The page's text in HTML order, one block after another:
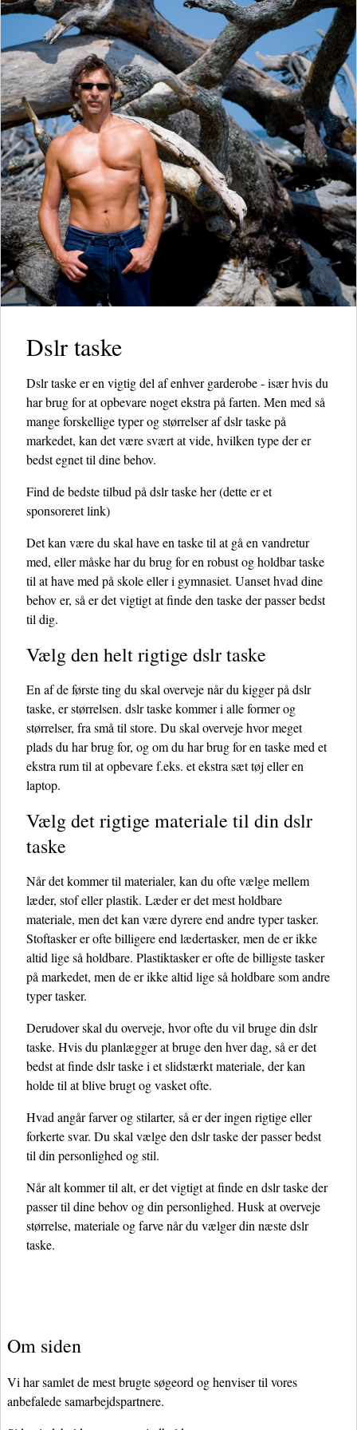
Dslr taske
Dslr taske er en vigtig del af enhver garderobe - især hvis du
har brug for at opbevare noget ekstra på farten. Men med så
mange forskellige typer og størrelser af dslr taske på
markedet, kan det være svært at vide, hvilken type der er
bedst egnet til dine behov.
Find de bedste tilbud på dslr taske her(dette er et
sponsoreret link)
Det kan være du skal have en taske til at gå en vandretur
med, eller måske har du brug for en robust og holdbar taske
til at have med på skole eller i gymnasiet. Uanset hvad dine
behov er, så er det vigtigt at finde den taske der passer bedst
til dig.
Vælg den helt rigtige dslr taske
En af de første ting du skal overveje når du kigger på dslr
taske, er størrelsen. dslr taske kommer i alle former og
størrelser, fra små til store. Du skal overveje hvor meget
plads du har brug for, og om du har brug for en taske med et
ekstra rum til at opbevare f.eks. et ekstra sæt tøj eller en
laptop.
Vælg det rigtige materiale til din dslr
taske
Når det kommer til materialer, kan du ofte vælge mellem
læder, stof eller plastik. Læder er det mest holdbare
materiale, men det kan være dyrere end andre typer tasker.
Stoftasker er ofte billigere end lædertasker, men de er ikke
altid lige så holdbare. Plastiktasker er ofte de billigste tasker
på markedet, men de er ikke altid lige så holdbare som andre
typer tasker.
Derudover skal du overveje, hvor ofte du vil bruge din dslr
taske. Hvis du planlægger at bruge den hver dag, så er det
bedst at finde dslr taske i et slidstærkt materiale, der kan
holde til at blive brugt og vasket ofte.
Hvad angår farver og stilarter, så er der ingen rigtige eller
forkerte svar. Du skal vælge den dslr taske der passer bedst
til din personlighed og stil.
Når alt kommer til alt, er det vigtigt at finde en dslr taske der
passer til dine behov og din personlighed. Husk at overveje
størrelse, materiale og farve når du vælger din næste dslr
taske.
Om siden
Vi har samlet de mest brugte søgeord og henviser til vores
anbefalede samarbejdspartnere.